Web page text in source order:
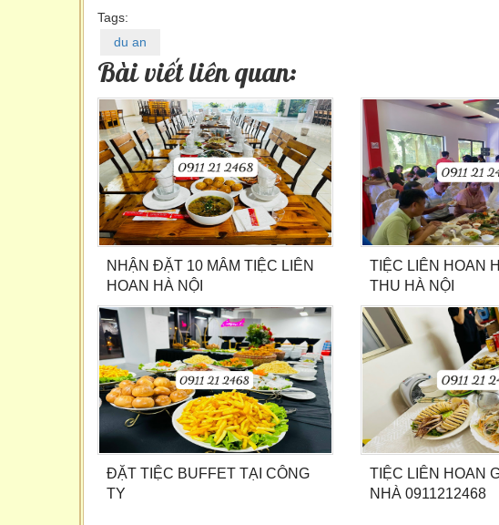
Tags:
du an
Bài viết liên quan:
NHẬN ĐẶT 10 MÂM TIỆC LIÊN
HOAN HÀ NỘI
TIỆC LIÊN HOAN
THU HÀ NỘI
ĐẶT TIỆC BUFFET TẠI CÔNG
TY
TIỆC LIÊN HOAN
NHÀ 0911212468